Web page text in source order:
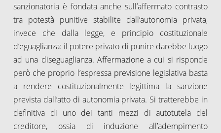
sanzionatoria è fondata anche sull’affermato contrasto
tra potestà punitive stabilite dall’autonomia privata,
invece che dalla legge, e principio costituzionale
d’eguaglianza: il potere privato di punire darebbe luogo
ad una diseguaglianza. Affermazione a cui si risponde
però che proprio l’espressa previsione legislativa basta
a rendere costituzionalmente legittima la sanzione
prevista dall’atto di autonomia privata. Si tratterebbe in
definitiva di uno dei tanti mezzi di autotutela del
creditore, ossia di induzione all’adempimento